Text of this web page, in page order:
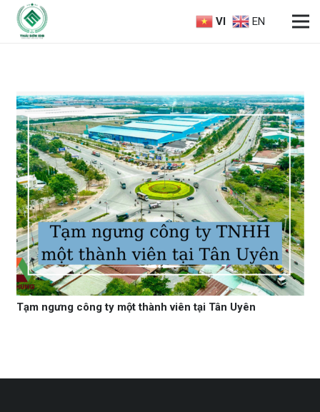
VI EN
Tạm ngưng công ty một thành viên tại Tân Uyên